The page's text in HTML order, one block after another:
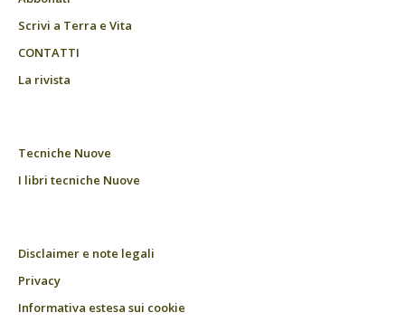
Scrivi a Terra e Vita
CONTATTI
La rivista
Tecniche Nuove
I libri tecniche Nuove
Disclaimer e note legali
Privacy
Informativa estesa sui cookie